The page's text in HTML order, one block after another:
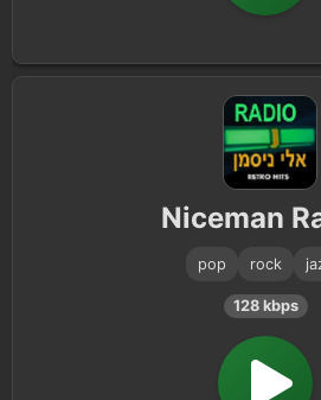
Niceman
pop rock
128 kbps